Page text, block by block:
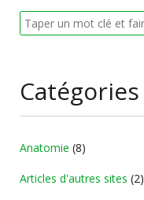
Catégories
Anatomie (8)
Articles d'autres sites (2)